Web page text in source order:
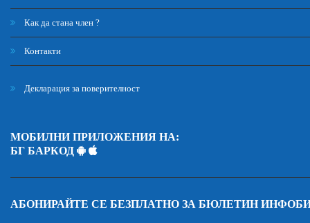
Как да стана член ?
Контакти
Декларация за поверителност
МОБИЛНИ ПРИЛОЖЕНИЯ НА:
БГ БАРКОД
АБОНИРАЙТЕ СЕ БЕЗПЛАТНО ЗА БЮЛЕТИН